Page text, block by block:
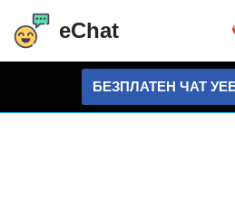
Преминете
съдържанието
eChat
БЕЗПЛАТЕН ЧАТ